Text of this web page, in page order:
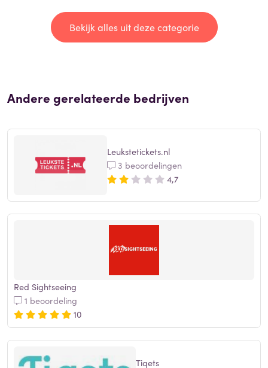
Bekijk alles uit deze categorie
Andere gerelateerde bedrijven
Leukstetickets.nl
3 beoordelingen
4,7
Red Sightseeing
1 beoordeling
10
Tiqets